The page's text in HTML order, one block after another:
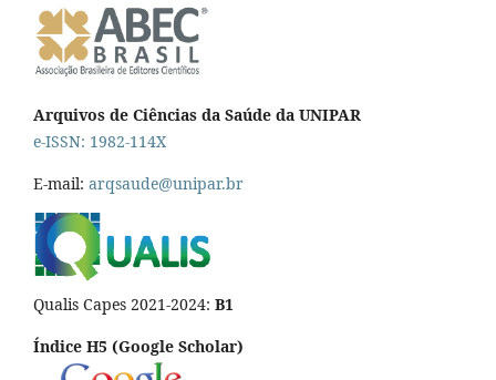
Arquivos de Ciências da Saúde da UNIPAR
e-ISSN: 1982-114X
E-mail: arqsaude@unipar.br
Qualis Capes 2021-2024: B1
Índice H5 (Google Scholar)